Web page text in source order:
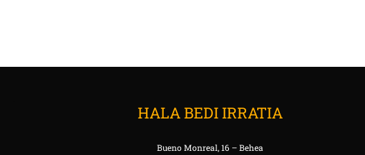
HALA BEDI IRRATIA
Bueno Monreal, 16 – Behea